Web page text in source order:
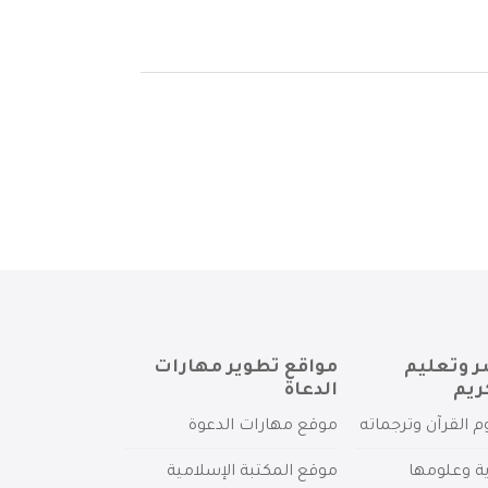
وتعليم
القرآن وترجماته
وعلومها
مواقع تطوير مهارات
الدعاة
موقع مهارات الدعوة
موقع المكتبة الإسلامية